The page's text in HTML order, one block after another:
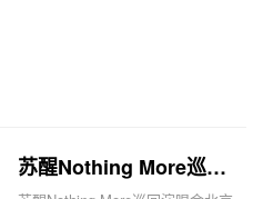
苏醒Nothing More巡回演唱会北京站将于8月23日在首都体育馆举行